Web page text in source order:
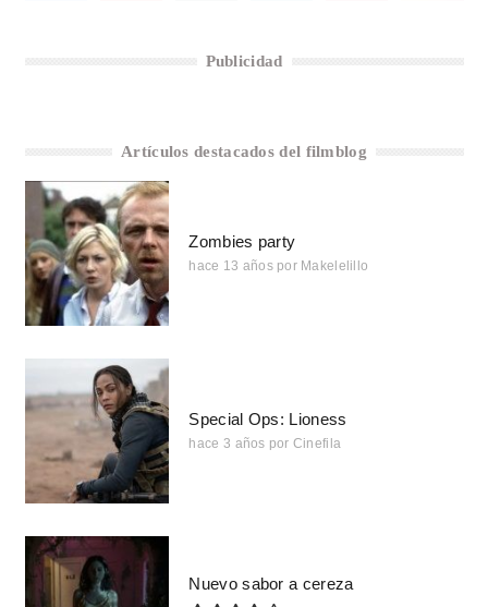
Publicidad
Artículos destacados del filmblog
Zombies party
hace 13 años por Makelelillo
Special Ops: Lioness
hace 3 años por Cinefila
Nuevo sabor a cereza